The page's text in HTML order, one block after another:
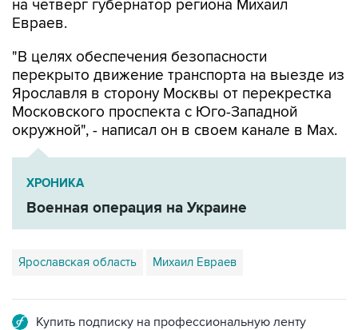
"В целях обеспечения безопасности
Ярославля в сторону Москвы от перекрестка
Московского проспекта с Юго-Западной
окружной", - написал он в своем канале в Мах.
ХРОНИКА
Военная операция на Украине
Ярославская область Михаил Евраев
Подписаться на рассылку главных новостей сайта